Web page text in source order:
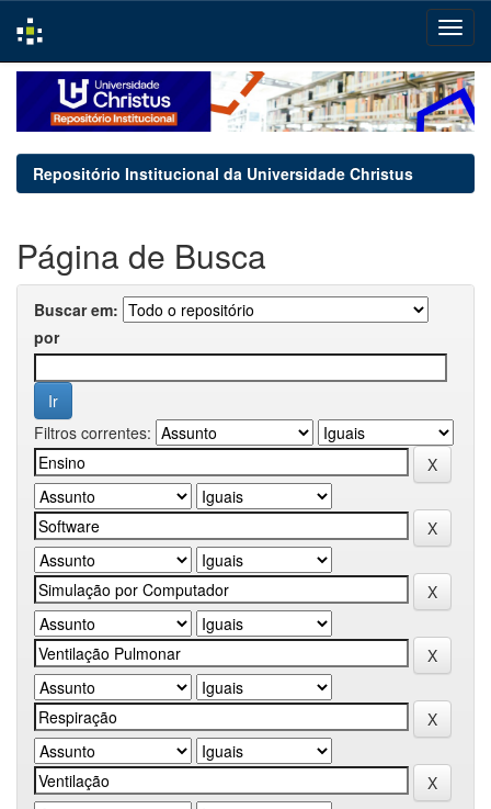
navigation
Repositório Institucional da Universidade Christus
Página de Busca
Buscar em:
por
Filtros correntes: